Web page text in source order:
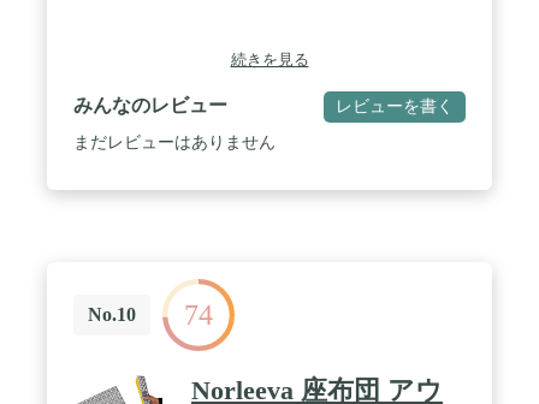
続きを見る
みんなのレビュー レビューを書く
まだレビューはありません
No.10 74
Norleeva 座布団 アウ